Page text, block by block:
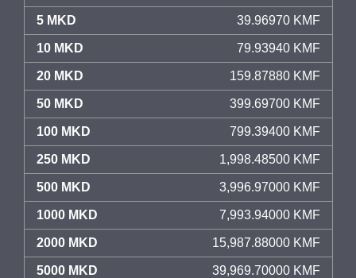
5 MKD 39.96970 KMF
10 MKD 79.93940 KMF
20 MKD 159.87880 KMF
50 MKD 399.69700 KMF
100 MKD 799.39400 KMF
250 MKD 1,998.48500 KMF
500 MKD 3,996.97000 KMF
1000 MKD 7,993.94000 KMF
2000 MKD 15,987.88000 KMF
5000 MKD 39,969.70000 KMF